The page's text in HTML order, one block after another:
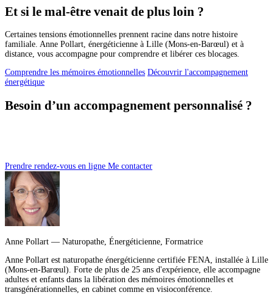
Et si le mal-être venait de plus loin ?
Certaines tensions émotionnelles prennent racine dans notre histoire
familiale. Anne Pollart, énergéticienne à Lille (Mons-en-Barœul) et à
distance, vous accompagne pour comprendre et libérer ces blocages.
Comprendre les mémoires émotionnelles Découvrir l'accompagnement
énergétique
Besoin d’un accompagnement personnalisé ?
Prendre rendez-vous en ligne Me contacter
Anne Pollart — Naturopathe, Énergéticienne, Formatrice
Anne Pollart est naturopathe énergéticienne certifiée FENA, installée à Lille
(Mons-en-Barœul). Forte de plus de 25 ans d'expérience, elle accompagne
adultes et enfants dans la libération des mémoires émotionnelles et
transgénérationnelles, en cabinet comme en visioconférence.